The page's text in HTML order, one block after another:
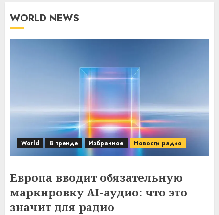
WORLD NEWS
World В тренде Избранное Новости радио
Европа вводит обязательную
маркировку AI-аудио: что это
значит для радио